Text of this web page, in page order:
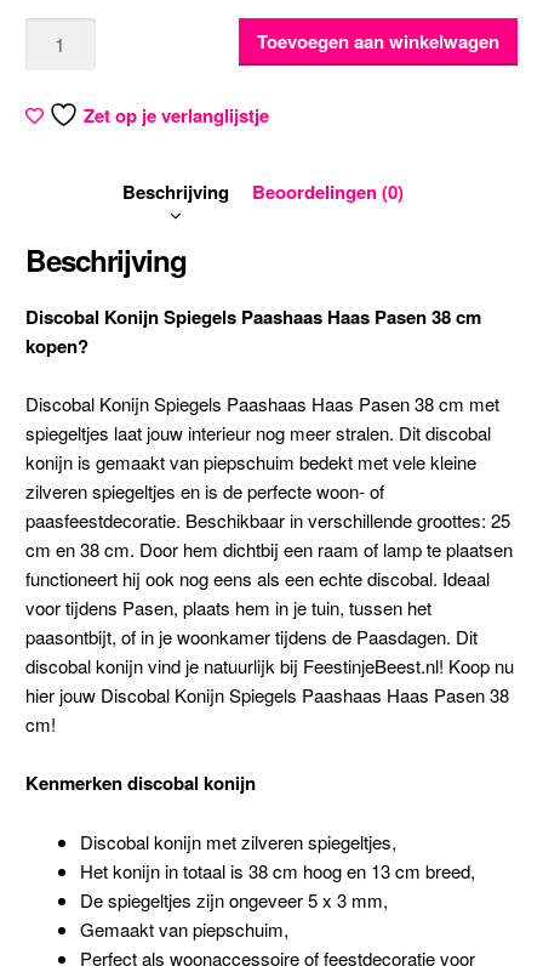
Toevoegen aan winkelwagen
Zet op je verlanglijstje
Beschrijving Beoordelingen (0)
Beschrijving
Discobal Konijn Spiegels Paashaas Haas Pasen 38 cm
kopen?
Discobal Konijn Spiegels Paashaas Haas Pasen 38 cm met
spiegeltjes laat jouw interieur nog meer stralen. Dit discobal
konijn is gemaakt van piepschuim bedekt met vele kleine
zilveren spiegeltjes en is de perfecte woon- of
paasfeestdecoratie. Beschikbaar in verschillende groottes: 25
cm en 38 cm. Door hem dichtbij een raam of lamp te plaatsen
functioneert hij ook nog eens als een echte discobal. Ideaal
voor tijdens Pasen, plaats hem in je tuin, tussen het
paasontbijt, of in je woonkamer tijdens de Paasdagen. Dit
discobal konijn vind je natuurlijk bij FeestinjeBeest.nl! Koop nu
hier jouw Discobal Konijn Spiegels Paashaas Haas Pasen 38
cm!
Kenmerken discobal konijn
Discobal konijn met zilveren spiegeltjes,
Het konijn in totaal is 38 cm hoog en 13 cm breed,
De spiegeltjes zijn ongeveer 5 x 3 mm,
Gemaakt van piepschuim,
Perfect als woonaccessoire of feestdecoratie voor